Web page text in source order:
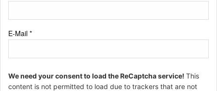
E-Mail *
We need your consent to load the ReCaptcha service! This
content is not permitted to load due to trackers that are not